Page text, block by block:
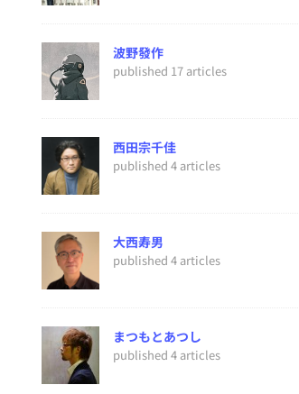
波野發作
published 17 articles
西田宗千佳
published 4 articles
大西寿男
published 4 articles
まつもとあつし
published 4 articles